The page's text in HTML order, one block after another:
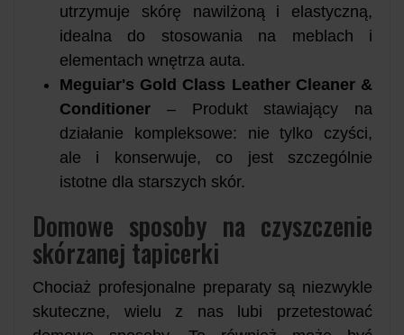
utrzymuje skórę nawilżoną i elastyczną,
idealna do stosowania na meblach i
elementach wnętrza auta.
Meguiar's Gold Class Leather Cleaner &
Conditioner – Produkt stawiający na
działanie kompleksowe: nie tylko czyści,
ale i konserwuje, co jest szczególnie
istotne dla starszych skór.
Domowe sposoby na czyszczenie
skórzanej tapicerki
Chociaż profesjonalne preparaty są niezwykle
skuteczne, wielu z nas lubi przetestować